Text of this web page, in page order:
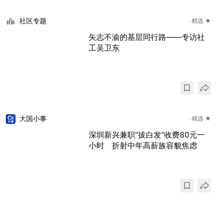
社区专题 精选 ★
矢志不渝的基层同行路——专访社
工吴卫东
大国小事 精选 ★
深圳新兴兼职“拔白发”收费80元一
小时 折射中年高薪族容貌焦虑